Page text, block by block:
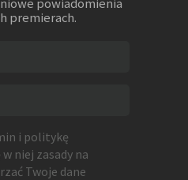
powiadomienia
premierach.
i politykę
niej zasady na
Twoje dane